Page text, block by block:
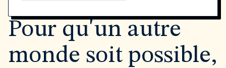
Pour qu'un autre
monde soit possible,